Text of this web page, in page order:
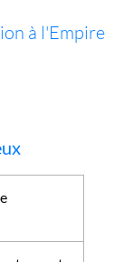
à l'Empire